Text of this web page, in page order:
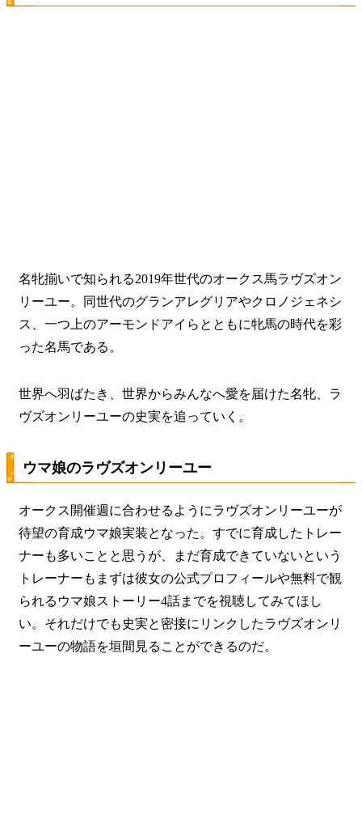
名牝揃いで知られる2019年世代のオークス馬ラヴズオン
リーユー。同世代のグランアレグリアやクロノジェネシ
ス、一つ上のアーモンドアイらとともに牝馬の時代を彩
った名馬である。
世界へ羽ばたき、世界からみんなへ愛を届けた名牝、ラ
ヴズオンリーユーの史実を追っていく。
ウマ娘のラヴズオンリーユー
オークス開催週に合わせるようにラヴズオンリーユーが
待望の育成ウマ娘実装となった。すでに育成したトレー
ナーも多いことと思うが、まだ育成できていないという
トレーナーもまずは彼女の公式プロフィールや無料で観
られるウマ娘ストーリー4話までを視聴してみてほし
い。それだけでも史実と密接にリンクしたラヴズオンリ
ーユーの物語を垣間見ることができるのだ。